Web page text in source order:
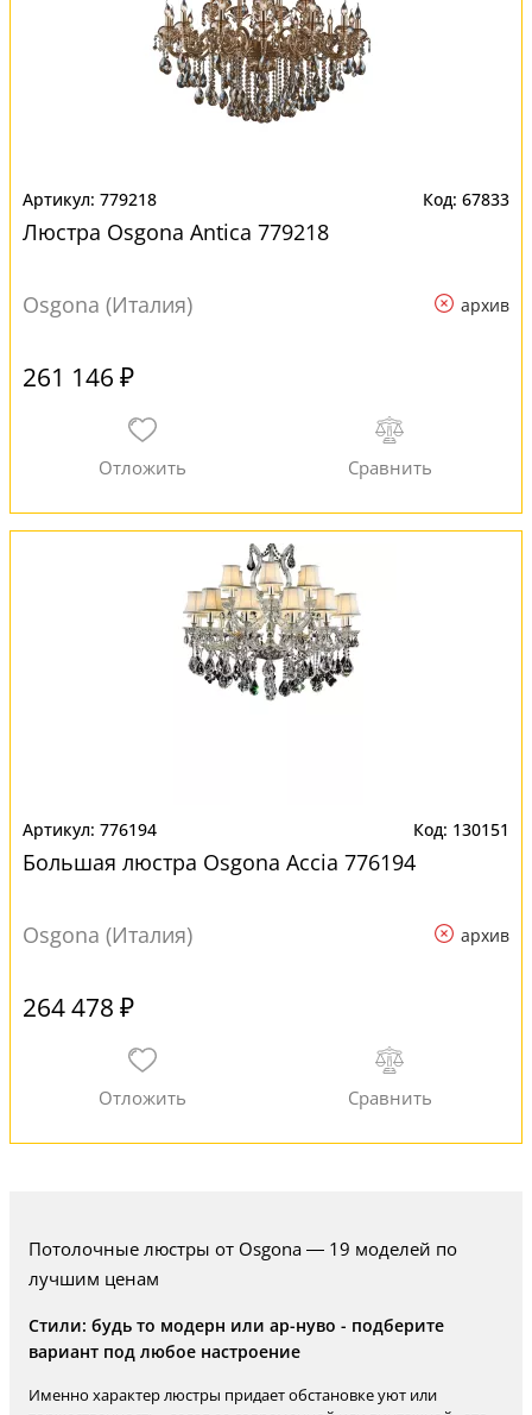
779218 67833
Люстра Osgona Antica 779218
Osgona (Италия) архив
261 146 ₽
776194 130151
Большая люстра Osgona Accia 776194
Osgona (Италия) архив
264 478 ₽
Потолочные люстры от Osgona — 19 моделей по
лучшим ценам
Стили: будь то модерн или ар-нуво - подберите
вариант под любое настроение
Именно характер люстры придает обстановке уют или